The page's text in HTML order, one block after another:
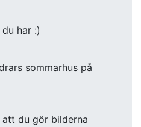
har :)
sommarhus på
du gör bilderna